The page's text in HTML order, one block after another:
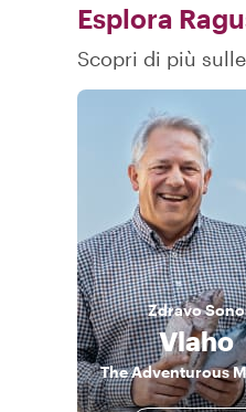
Esplora
Scopri di più
ZdravoSono
Vlaho
The Adventurous